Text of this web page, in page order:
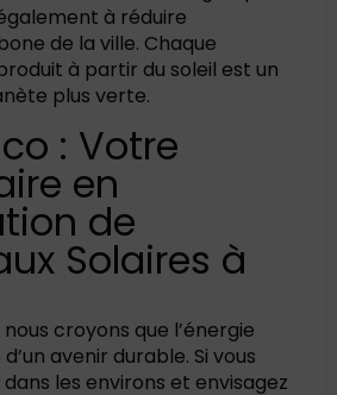
à réduire
de la ville. Chaque
à partir du soleil est un
plus verte.
: Votre
en
de
Solaires à
croyons que l’énergie
avenir durable. Si vous
dans les environs et envisagez